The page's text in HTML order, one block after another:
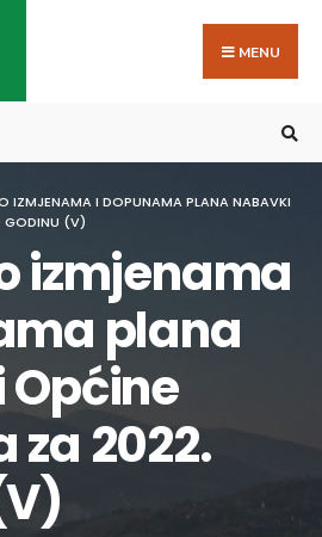
MENU
IZMJENAMA I DOPUNAMA PLANA NABAVKI
GODINU (V)
izmjenama
plana
za 2022.